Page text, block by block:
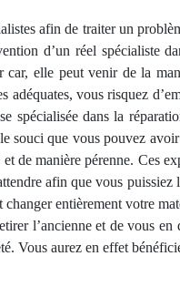
afin de traiter un
d’un réel spécialiste
elle peut venir de la
adéquates, vous risquez
spécialisée dans la
souci que vous pouvez
de manière pérenne. Ces
afin que vous
changer entièrement votre
l’ancienne et de vous
Vous aurez en effet